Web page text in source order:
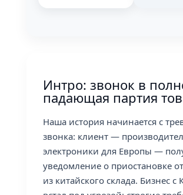
Интро: звонок в
падающая партия
Наша история начинается с
звонка: клиент —
электроники для Европы —
уведомление о приостановке
из китайского склада. Бизнес с